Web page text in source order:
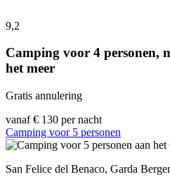
9,2
Camping voor 4 personen,
het meer
Gratis annulering
vanaf € 130 per nacht
Camping voor 5 personen
San Felice del Benaco, Garda